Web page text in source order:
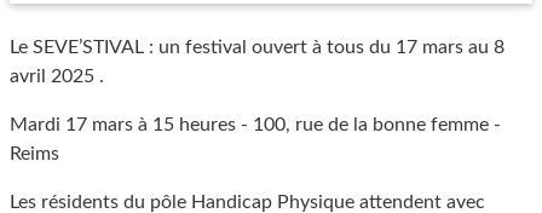
Le SEVE’STIVAL : un festival ouvert à tous du 17 mars au 8
avril 2025 .
Mardi 17 mars à 15 heures - 100, rue de la bonne femme -
Reims
Les résidents du pôle Handicap Physique attendent avec